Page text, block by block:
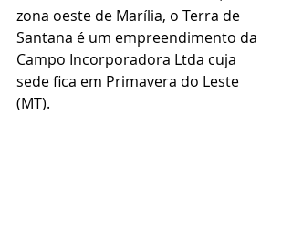
zona oeste de Marília, o Terra de
Santana é um empreendimento da
Campo Incorporadora Ltda cuja
sede fica em Primavera do Leste
(MT).